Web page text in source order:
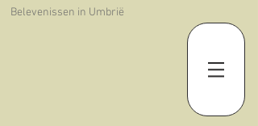
Belevenissen in Umbrië